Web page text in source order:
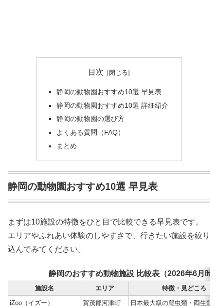
目次
静岡の動物園おすすめ10選 早見表
静岡の動物園おすすめ10選 詳細紹介
静岡の動物園の選び方
よくある質問（FAQ）
まとめ
静岡の動物園おすすめ10選 早見表
まずは10施設の特徴をひと目で比較できる早見表です。
エリアやふれあい体験のしやすさで、行きたい施設を絞り
込んでみてください。
静岡のおすすめ動物施設 比較表（2026年6月時
施設名 エリア
特徴・見どころ
iZoo（イズー）
賀茂郡河津町
日本最大級の爬虫類・両生類